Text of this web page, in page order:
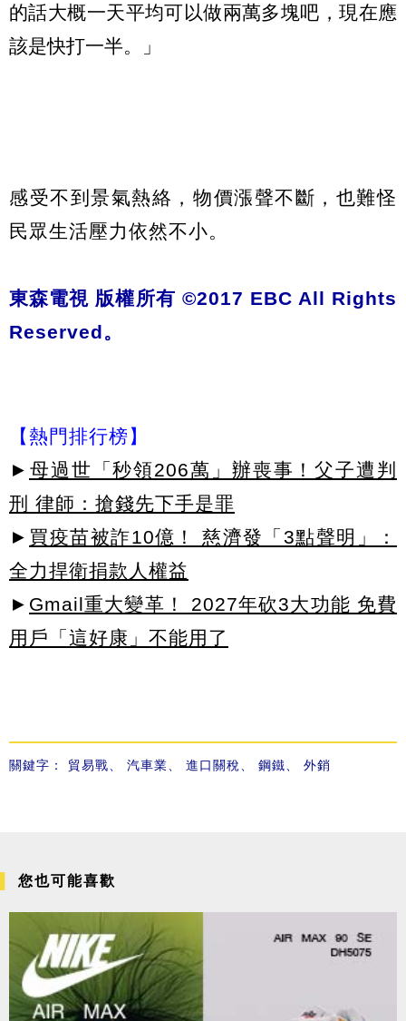
的話大概一天平均可以做兩萬多塊吧，現在應
該是快打一半。」
感受不到景氣熱絡，物價漲聲不斷，也難怪
民眾生活壓力依然不小。
東森電視 版權所有 ©2017 EBC All Rights
Reserved。
【熱門排行榜】
► 母過世「秒領206萬」辦喪事！父子遭判
刑 律師：搶錢先下手是罪
► 買疫苗被詐10億！ 慈濟發「3點聲明」：
全力捍衛捐款人權益
► Gmail重大變革！ 2027年砍3大功能 免費
用戶「這好康」不能用了
關鍵字： 貿易戰、 汽車業、 進口關稅、 鋼鐵、 外銷
您也可能喜歡